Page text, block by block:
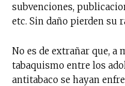
subvenciones,
etc. Sin daño pierden su
No es de extrañar que, a
tabaquismo entre los
antitabaco se hayan